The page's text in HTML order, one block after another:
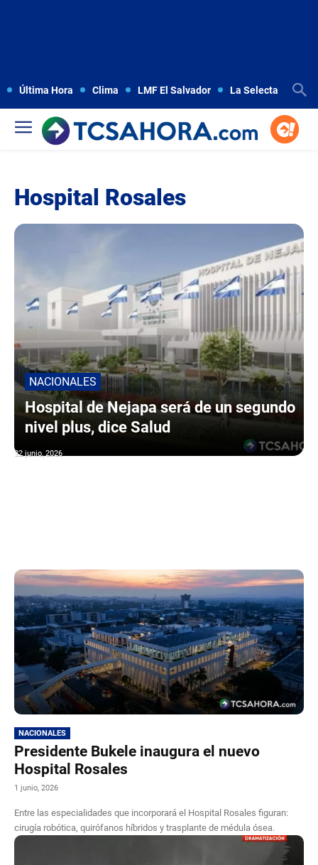
Última Hora Clima LMF El Salvador La Selecta
Hospital Rosales
NACIONALES
Hospital de Nejapa será de un segundo
nivel plus, dice Salud
22 junio, 2026
NACIONALES
Presidente Bukele inaugura el nuevo
Hospital Rosales
1 junio, 2026
Entre las especialidades que incorporará el Hospital Rosales figuran:
cirugía robótica, quirófanos híbridos y trasplante de médula ósea.